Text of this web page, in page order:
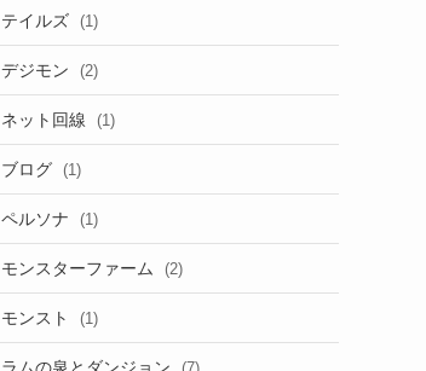
テイルズ (1)
デジモン (2)
ネット回線 (1)
ブログ (1)
ペルソナ (1)
モンスターファーム (2)
モンスト (1)
ラムの泉とダンジョン (7)